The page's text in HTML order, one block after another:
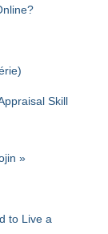
Skill
»
to Live a